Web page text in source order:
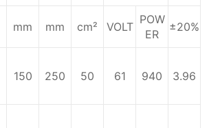
mm mm cm² VOLT
POW
ER
±20%
150 250 50 61 940 3.96